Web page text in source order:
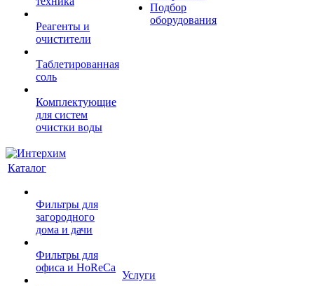
Реагенты и
очистители
Таблетированная
соль
Комплектующие
для систем
очистки воды
Подбор
оборудования
Каталог
Фильтры для
загородного
дома и дачи
Фильтры для
офиса и HoReCa
Услуги